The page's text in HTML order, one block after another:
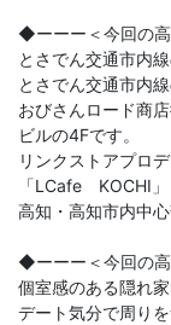
◆ーーー＜今回の
とさでん交通市内
とさでん交通市内
おびさんロード商
ビルの4Fです。
リンクストアプロ
「LCafe KOCHI」
高知・高知市内中
◆ーーー＜今回の
個室感のある隠れ
デート気分で周り